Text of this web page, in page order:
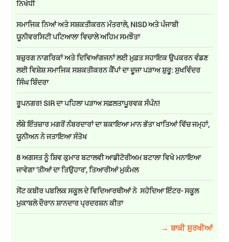
ਨਿਖੇਧੀ
ਸਮਾਜਿਕ ਨਿਆਂ ਅਤੇ ਸਸ਼ਕਤੀਕਰਨ ਮੰਤਰਾਲੇ, NISD ਅਤੇ ਪੰਜਾਬੀ
ਯੂਨੀਵਰਸਿਟੀ ਪਟਿਆਲਾ ਵਿਚਾਲੇ ਅਹਿਮ ਸਮਝੌਤਾ
ਬਜ਼ੁਰਗ ਨਾਗਰਿਕਾਂ ਅਤੇ ਦਿਵਿਆਂਗਜਨਾਂ ਲਈ ਮੁਫ਼ਤ ਸਹਾਇਕ ਉਪਕਰਨ ਵੰਡਣ
ਲਈ ਵਿਸ਼ੇਸ਼ ਸਮਾਜਿਕ ਸਸ਼ਕਤੀਕਰਨ ਕੈਂਪਾਂ ਦਾ ਦੂਜਾ ਪੜਾਅ ਸ਼ੁਰੂ: ਸੁਖਵਿੰਦਰ
ਸਿੰਘ ਬਿੰਦਰਾ
ਰੂਪਨਗਰ! SIR ਦਾ ਪਹਿਲਾ ਪੜਾਅ ਸਫ਼ਲਤਾਪੂਰਵਕ ਸੰਪੰਨ!
ਲੰਬੇ ਇੰਤਜ਼ਾਰ ਮਗਰੋਂ ਨੰਬਰਦਾਰਾਂ ਦਾ ਬਕਾਇਆ ਮਾਨ ਭੱਤਾ ਖਾਤਿਆਂ ਵਿੱਚ ਜਮ੍ਹਾਂ,
ਯੂਨੀਅਨ ਨੇ ਜਤਾਇਆ ਸੰਤੋਖ
8 ਅਗਸਤ ਨੂੰ ਸ਼ਿਵ ਕੁਮਾਰ ਬਟਾਲਵੀ ਆਡੀਟੋਰੀਅਮ ਬਟਾਲਾ ਵਿਖੇ ਮਨਾਇਆ
ਜਾਵੇਗਾ 'ਤੀਆਂ ਦਾ ਤਿਉਹਾਰ', ਤਿਆਰੀਆਂ ਮੁਕੰਮਲ
ਸੇਂਟ ਕਬੀਰ ਪਬਲਿਕ ਸਕੂਲ ਦੇ ਵਿਦਿਆਰਥੀਆਂ ਨੇ ਸਹੋਦਿਆ ਇੰਟਰ- ਸਕੂਲ
ਮੁਕਾਬਲੇ ਦੌਰਾਨ ਸ਼ਾਨਦਾਰ ਪ੍ਰਦਰਸ਼ਨ ਕੀਤਾ
→ ਬਾਕੀ ਸੁਰਖੀਆਂ